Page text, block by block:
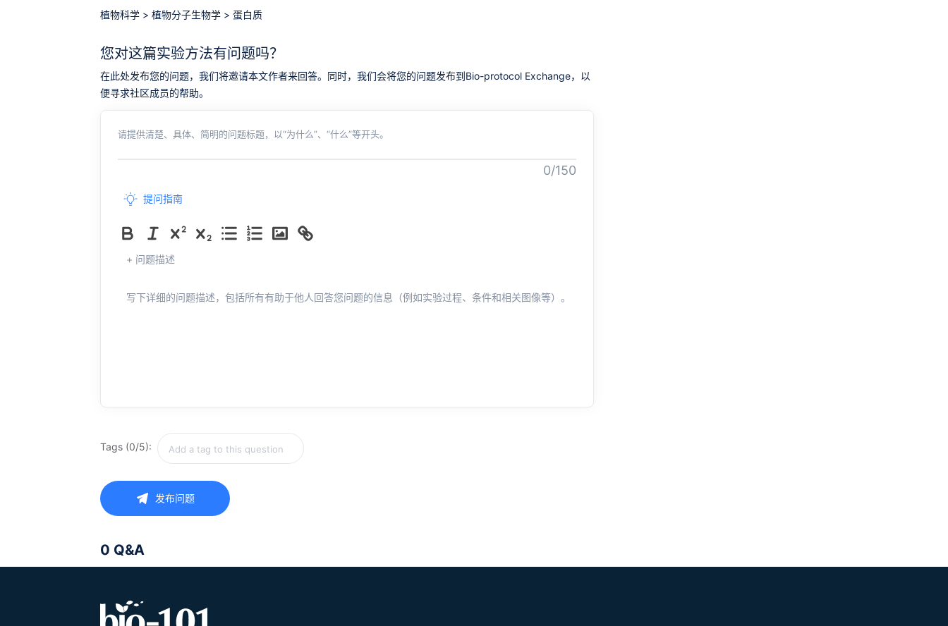
植物科学 > 植物分子生物学 > 蛋白质
您对这篇实验方法有问题吗？
在此处发布您的问题，我们将邀请本文作者来回答。同时，我们会将您的问题发布到Bio-protocol Exchange，以
便寻求社区成员的帮助。
请提供清楚、具体、简明的问题标题，以“为什么”、“什么”等开头。
0/150
提问指南
+ 问题描述
写下详细的问题描述，包括所有有助于他人回答您问题的信息（例如实验过程、条件和相关图像等）。
Tags (0/5):
发布问题
0 Q&A